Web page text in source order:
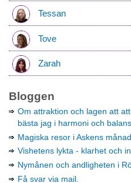
Tessan
Tove
Zarah
Bloggen
Om attraktion och lagen att
bästa jag i harmoni och balans
Magiska resor i Askens
Vishetens lykta - klarhet och
Nymånen och andligheten i
Få svar via mail.